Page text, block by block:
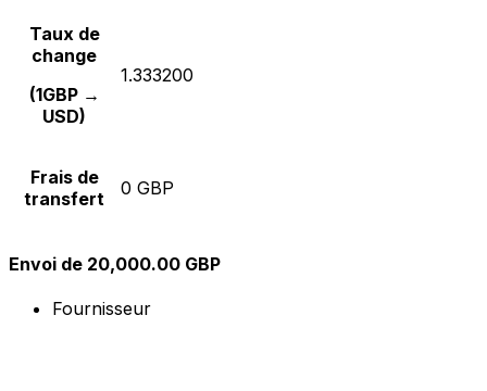
Taux de
change
(1GBP →
USD)
1.333200
Frais de
transfert
0 GBP
Envoi de 20,000.00 GBP
Fournisseur